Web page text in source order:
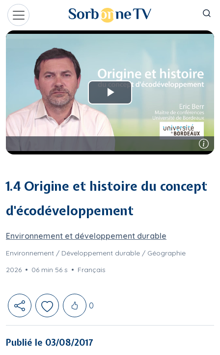
Aller au contenu principal
1.4 Origine et histoire du concept
d'écodéveloppement
Environnement et développement durable
Environnement / Développement durable / Géographie
2026
06 min 56 s Français
Likes
0
Publié le 03/08/2017
Panneau de gestion des cookies